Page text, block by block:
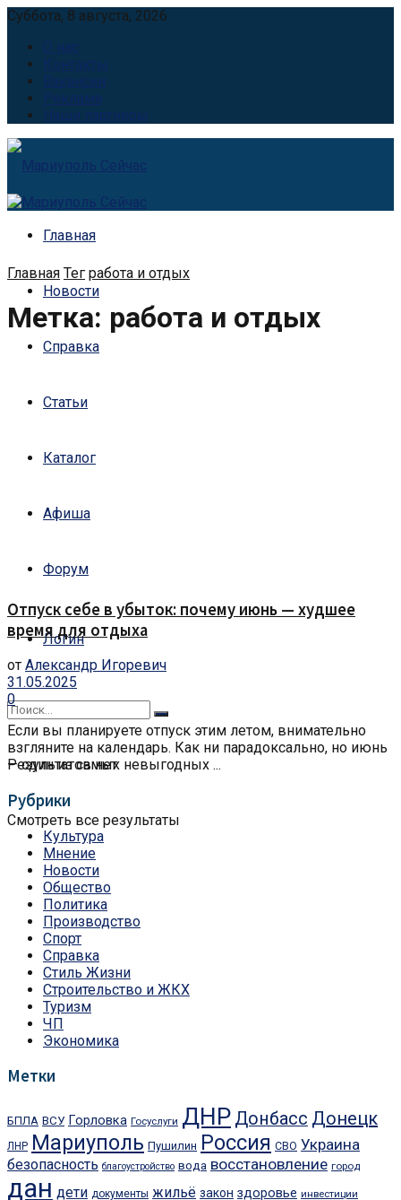
Суббота, 8 августа, 2026
О нас
Контакты
Вакансии
Реклама
Наши партнёры
Главная
Новости
Справка
Статьи
Каталог
Афиша
Форум
Логин
Результатов нет
Смотреть все результаты
Главная Тег работа и отдых
Метка: работа и отдых
Отпуск себе в убыток: почему июнь — худшее
время для отдыха
от Александр Игоревич
31.05.2025
0
Если вы планируете отпуск этим летом, внимательно
взгляните на календарь. Как ни парадоксально, но июнь
— один из самых невыгодных ...
Рубрики
Культура
Мнение
Новости
Общество
Политика
Производство
Спорт
Справка
Стиль Жизни
Строительство и ЖКХ
Туризм
ЧП
Экономика
Метки
БПЛА ВСУ Горловка Госуслуги ДНР Донбасс Донецк
ЛНР Мариуполь Пушилин Россия СВО Украина
безопасность благоустройство вода восстановление город
дан дети документы жильё закон здоровье инвестиции